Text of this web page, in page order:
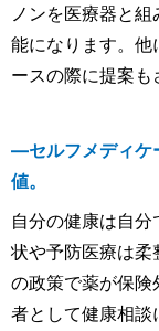
ノンを医療器と
能になります。他
ースの際に提案も
―セルフメディケ
値。
自分の健康は自
状や予防医療は柔
の政策で薬が保険
者として健康相談